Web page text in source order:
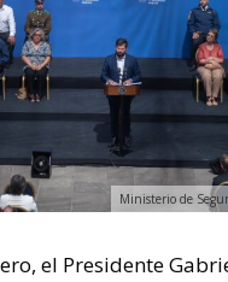
Ministerio de
el Presidente